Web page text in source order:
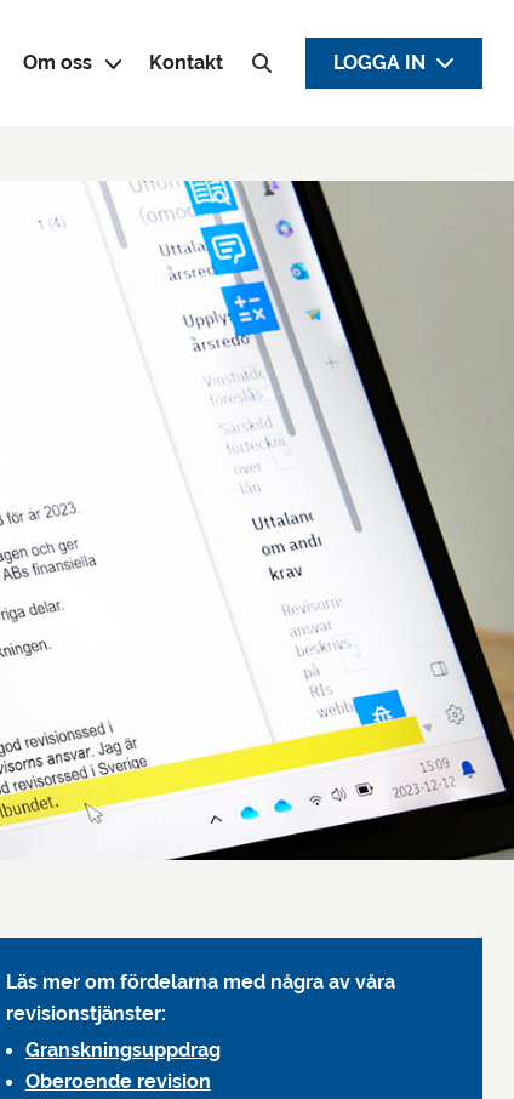
Om oss Kontakt
Sök efter:
LOGGA IN
Läs mer om fördelarna med några av våra
revisionstjänster:
Granskningsuppdrag
Oberoende revision